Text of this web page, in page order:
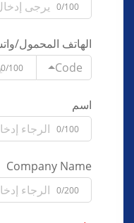
0/100
الهاتف المحمول/
Code
0/100
اسم
0/100
Company Name
0/200